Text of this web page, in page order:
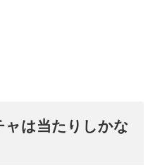
ャは当たりしかな